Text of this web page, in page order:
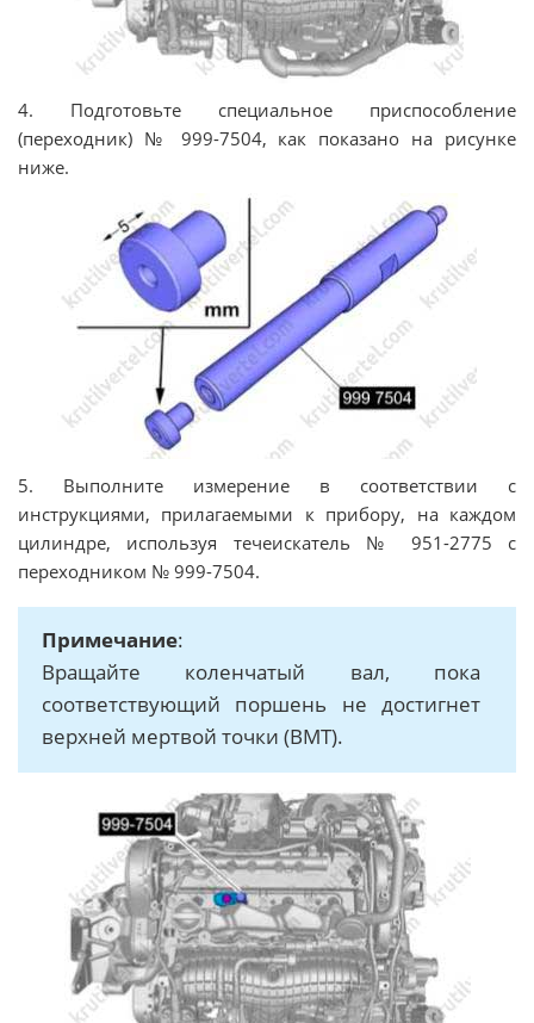
4. Подготовьте специальное приспособление
(переходник) № 999-7504, как показано на рисунке
ниже.
5. Выполните измерение в соответствии с
инструкциями, прилагаемыми к прибору, на каждом
цилиндре, используя течеискатель № 951-2775 с
переходником № 999-7504.
Примечание:
Вращайте коленчатый вал, пока
соответствующий поршень не достигнет
верхней мертвой точки (ВМТ).